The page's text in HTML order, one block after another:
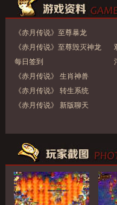
《赤月传说》至尊暴龙
《赤月传说》至尊毁灭神龙
每日签到
《赤月传说》 生肖神兽
《赤月传说》 转生系统
《赤月传说》 新版聊天